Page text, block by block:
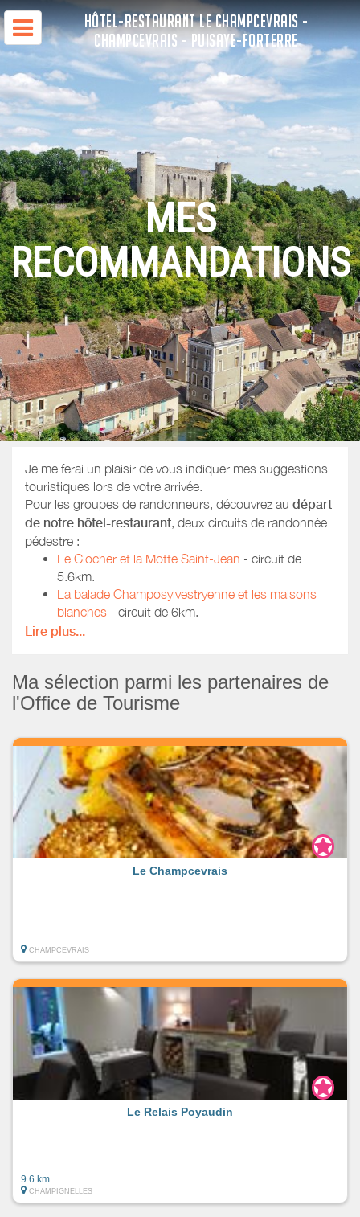
HÔTEL-RESTAURANT LE CHAMPCEVRAIS -
CHAMPCEVRAIS - PUISAYE-FORTERRE
MES
RECOMMANDATIONS
Je me ferai un plaisir de vous indiquer mes suggestions
touristiques lors de votre arrivée.
Pour les groupes de randonneurs, découvrez au départ
de notre hôtel-restaurant, deux circuits de randonnée
pédestre :
Le Clocher et la Motte Saint-Jean - circuit de
5.6km.
La balade Champosylvestryenne et les maisons
blanches - circuit de 6km.
Possibilité de faire une randonnée sur une demi-journée
et venir manger le midi au restaurant.
A seulement 5km (5minutes) de notre hôtel-restaurant,
découvrez deux circuits au départ de Rogny-les-Sept-
Ecluses :
Le Grand Chaloy- circuit de 10.97km.
Lire plus...
Ma sélection parmi les partenaires de
l'Office de Tourisme
Le Champcevrais
CHAMPCEVRAIS
Le Relais Poyaudin
9.6 km
CHAMPIGNELLES